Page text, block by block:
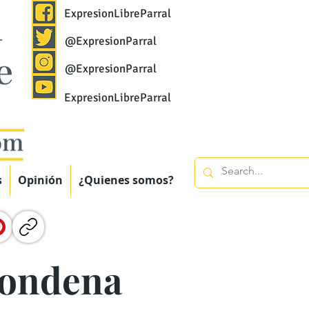
ExpresionLibreParral
@ExpresionParral
@ExpresionParral
ExpresionLibreParral
Opinión ¿Quienes somos?